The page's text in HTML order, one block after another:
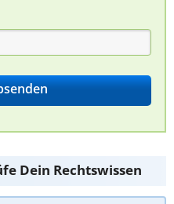
Dein Rechtswissen